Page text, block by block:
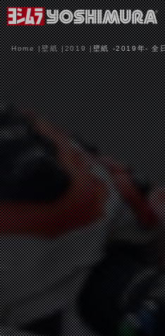
Home 壁紙 2019 壁紙 -2019年- 全